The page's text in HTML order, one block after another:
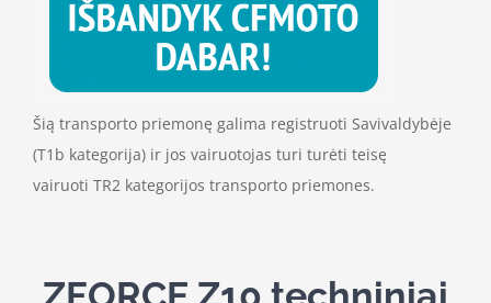
Šią transporto priemonę galima registruoti Savivaldybėje
(T1b kategorija) ir jos vairuotojas turi turėti teisę
vairuoti TR2 kategorijos transporto priemones.